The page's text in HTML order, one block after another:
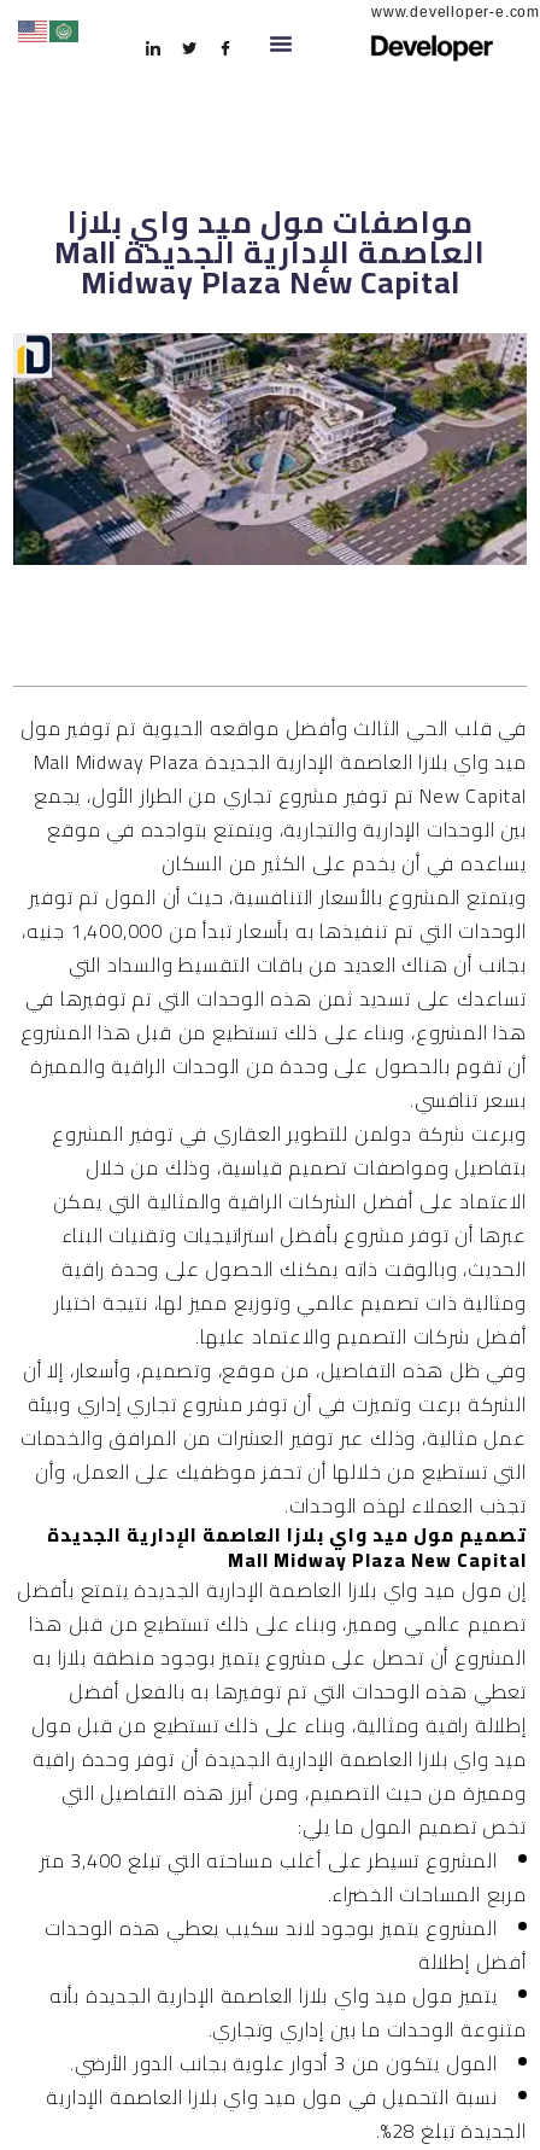
www.develloper-e.com
مواصفات مول ميد واي بلازا
العاصمة الإدارية الجديدة Mall
Midway Plaza New Capital
في قلب الحي الثالث وأفضل مواقعه الحيوية تم توفير مول
ميد واي بلازا العاصمة الإدارية الجديدة Mall Midway Plaza
New Capital تم توفير مشروع تجاري من الطراز الأول، يجمع
بين الوحدات الإدارية والتجارية، ويتمتع بتواجده في موقع
يساعده في أن يخدم على الكثير من السكان
ويتمتع المشروع بالأسعار التنافسية، حيث أن المول تم توفير
الوحدات التي تم تنفيذها به بأسعار تبدأ من 1,400,000 جنيه،
بجانب أن هناك العديد من باقات التقسيط والسداد التي
تساعدك على تسديد ثمن هذه الوحدات التي تم توفيرها في
هذا المشروع، وبناء على ذلك تستطيع من قبل هذا المشروع
أن تقوم بالحصول على وحدة من الوحدات الراقية والمميزة
بسعر تنافسي.
وبرعت شركة دولمن للتطوير العقاري في توفير المشروع
بتفاصيل ومواصفات تصميم قياسية، وذلك من خلال
الاعتماد على أفضل الشركات الراقية والمثالية التي يمكن
عبرها أن توفر مشروع بأفضل استراتيجيات وتقنيات البناء
الحديث، وبالوقت ذاته يمكنك الحصول على وحدة راقية
ومثالية ذات تصميم عالمي وتوزيع مميز لها، نتيجة اختيار
أفضل شركات التصميم والاعتماد عليها.
وفي ظل هذه التفاصيل، من موقع، وتصميم، وأسعار، إلا أن
الشركة برعت وتميزت في أن توفر مشروع تجاري إداري وبيئة
عمل مثالية، وذلك عبر توفير العشرات من المرافق والخدمات
التي تستطيع من خلالها أن تحفز موظفيك على العمل، وأن
تجذب العملاء لهذه الوحدات.
تصميم مول ميد واي بلازا العاصمة الإدارية الجديدة
Mall Midway Plaza New Capital
إن مول ميد واي بلازا العاصمة الإدارية الجديدة يتمتع بأفضل
تصميم عالمي ومميز، وبناء على ذلك تستطيع من قبل هذا
المشروع أن تحصل على مشروع يتميز بوجود منطقة بلازا به
تعطي هذه الوحدات التي تم توفيرها به بالفعل أفضل
إطلالة راقية ومثالية، وبناء على ذلك تستطيع من قبل مول
ميد واي بلازا العاصمة الإدارية الجديدة أن توفر وحدة راقية
ومميزة من حيث التصميم، ومن أبرز هذه التفاصيل التي
تخص تصميم المول ما يلي:
المشروع تسيطر على أغلب مساحته التي تبلغ 3,400 متر
مربع المساحات الخضراء.
المشروع يتميز بوجود لاند سكيب يعطي هذه الوحدات
أفضل إطلالة
يتميز مول ميد واي بلازا العاصمة الإدارية الجديدة بأنه
متنوعة الوحدات ما بين إداري وتجاري.
المول يتكون من 3 أدوار علوية بجانب الدور الأرضي.
نسبة التحميل في مول ميد واي بلازا العاصمة الإدارية
الجديدة تبلغ 28%.